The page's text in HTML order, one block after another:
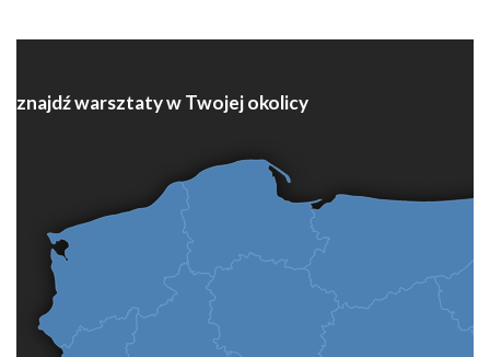
znajdź warsztaty w Twojej okolicy